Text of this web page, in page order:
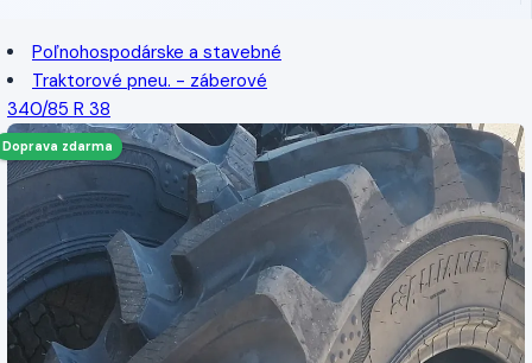
Poľnohospodárske a stavebné
Traktorové pneu. - záberové
340/85 R 38
Doprava zdarma